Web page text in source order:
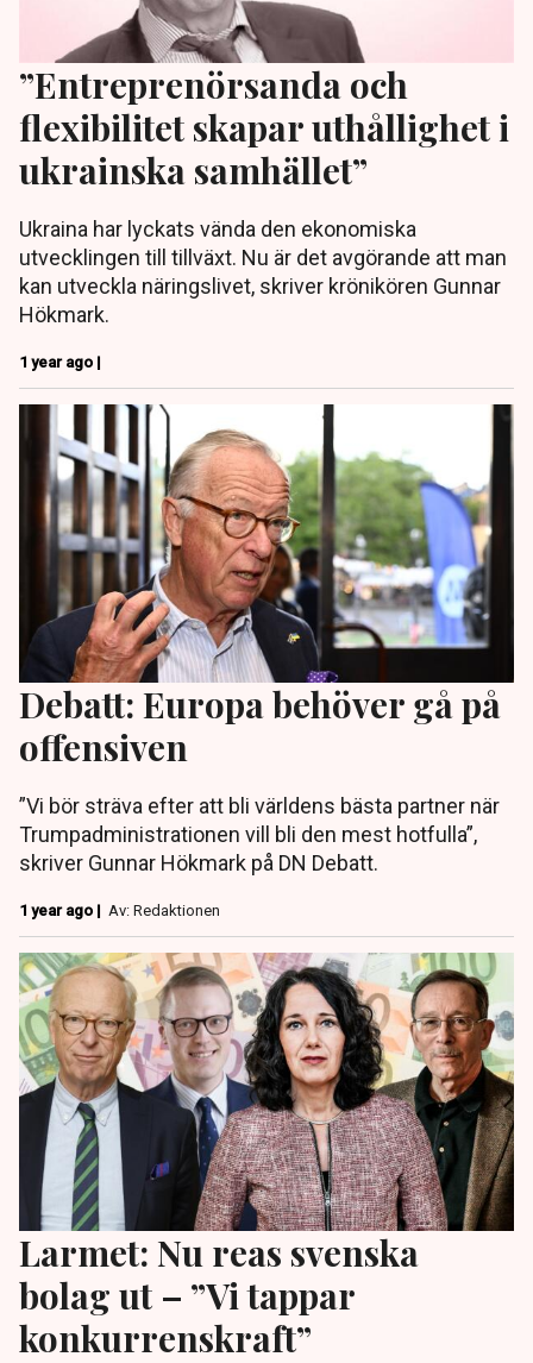
”Entreprenörsanda och
flexibilitet skapar uthållighet i
ukrainska samhället”
Ukraina har lyckats vända den ekonomiska
utvecklingen till tillväxt. Nu är det avgörande att man
kan utveckla näringslivet, skriver krönikören Gunnar
Hökmark.
1 year ago |
Debatt: Europa behöver gå på
offensiven
”Vi bör sträva efter att bli världens bästa partner när
Trumpadministrationen vill bli den mest hotfulla”,
skriver Gunnar Hökmark på DN Debatt.
1 year ago | Av: Redaktionen
Larmet: Nu reas svenska
bolag ut – ”Vi tappar
konkurrenskraft”